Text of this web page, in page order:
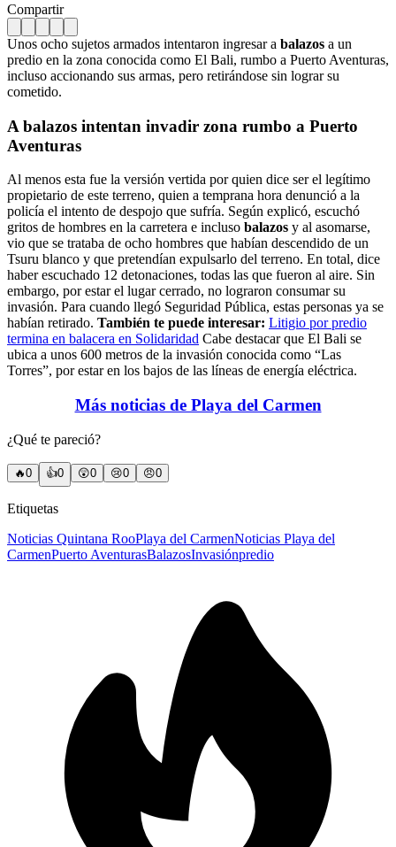
Compartir
Unos ocho sujetos armados intentaron ingresar a balazos a un
predio en la zona conocida como El Bali, rumbo a Puerto Aventuras,
incluso accionando sus armas, pero retirándose sin lograr su
cometido.
A balazos intentan invadir zona rumbo a Puerto
Aventuras
Al menos esta fue la versión vertida por quien dice ser el legítimo
propietario de este terreno, quien a temprana hora denunció a la
policía el intento de despojo que sufría. Según explicó, escuchó
gritos de hombres en la carretera e incluso balazos y al asomarse,
vio que se trataba de ocho hombres que habían descendido de un
Tsuru blanco y que pretendían expulsarlo del terreno. En total, dice
haber escuchado 12 detonaciones, todas las que fueron al aire. Sin
embargo, por estar el lugar cerrado, no lograron consumar su
invasión. Para cuando llegó Seguridad Pública, estas personas ya se
habían retirado. También te puede interesar: Litigio por predio
termina en balacera en Solidaridad Cabe destacar que El Bali se
ubica a unos 600 metros de la invasión conocida como “Las
Torres”, por estar en los bajos de las líneas de energía eléctrica.
Más noticias de Playa del Carmen
¿Qué te pareció?
🔥0 👍0 😲0 😢0 😠0
Etiquetas
Noticias Quintana RooPlaya del CarmenNoticias Playa del
CarmenPuerto AventurasBalazosInvasiónpredio